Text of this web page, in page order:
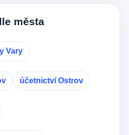
města
Vary
účetnictví Ostrov